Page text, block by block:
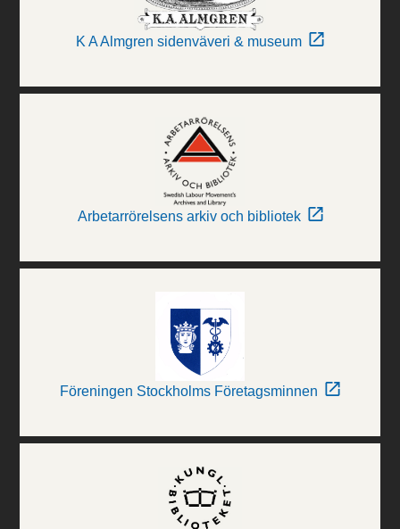
K A Almgren sidenväveri & museum
Arbetarrörelsens arkiv och bibliotek
Föreningen Stockholms Företagsminnen